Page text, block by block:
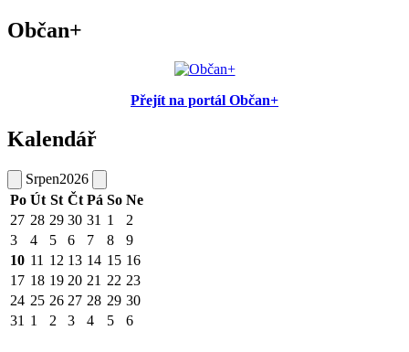
Občan+
Přejít na portál Občan+
Kalendář
Srpen2026
Po Út St Čt Pá So Ne
27 28 29 30 31 1
2
3
4 5 6 7 8
9
10 11 12 13 14 15 16
17 18 19 20 21 22 23
24 25 26 27 28 29 30
31 1 2 3 4 5 6